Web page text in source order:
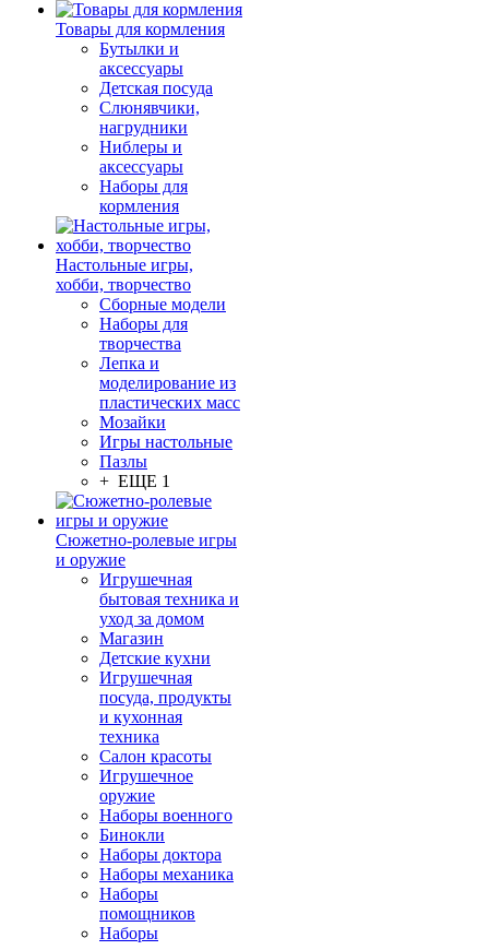
Товары для кормления
Бутылки и
аксессуары
Детская посуда
Слюнявчики,
нагрудники
Ниблеры и
аксессуары
Наборы для
кормления
Настольные игры,
хобби, творчество
Сборные модели
Наборы для
творчества
Лепка и
моделирование из
пластических масс
Мозайки
Игры настольные
Пазлы
+ ЕЩЕ 1
Сюжетно-ролевые игры
и оружие
Игрушечная
бытовая техника и
уход за домом
Магазин
Детские кухни
Игрушечная
посуда, продукты
и кухонная
техника
Салон красоты
Игрушечное
оружие
Наборы военного
Бинокли
Наборы доктора
Наборы механика
Наборы
помощников
Наборы